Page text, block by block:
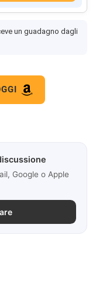
un guadagno dagli
Google o Apple